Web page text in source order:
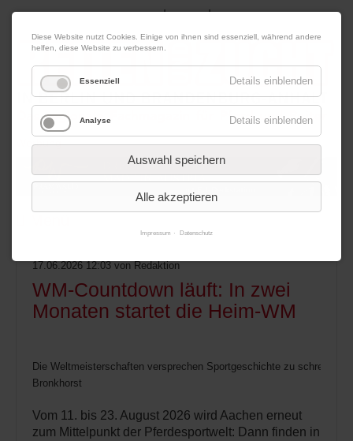
09. August 2026 Impressum|Kontakt|Datenschutz
Werbung
17.06.2026 12:03 von Redaktion
WM-Countdown läuft: In zwei
Monaten startet die Heim-WM
Die Weltmeisterschaften versprechen Sportgeschichte zu schreiben.
Bronkhorst
Vom 11. bis 23. August 2026 wird Aachen erneut
zum Mittelpunkt der Pferdesportwelt: Dann finden in
Diese Website nutzt Cookies. Einige von ihnen sind essenziell, während andere
helfen, diese Website zu verbessern.
Essenziell Details einblenden
Analyse Details einblenden
Auswahl speichern
Alle akzeptieren
Impressum Datenschutz